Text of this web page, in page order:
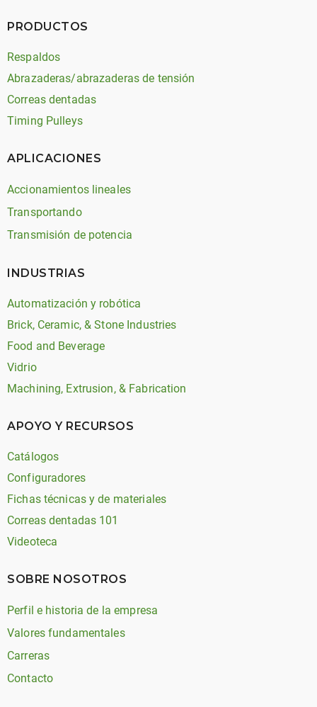
PRODUCTOS
Respaldos
Abrazaderas/abrazaderas de tensión
Correas dentadas
Timing Pulleys
APLICACIONES
Accionamientos lineales
Transportando
Transmisión de potencia
INDUSTRIAS
Automatización y robótica
Brick, Ceramic, & Stone Industries
Food and Beverage
Vidrio
Machining, Extrusion, & Fabrication
APOYO Y RECURSOS
Catálogos
Configuradores
Fichas técnicas y de materiales
Correas dentadas 101
Videoteca
SOBRE NOSOTROS
Perfil e historia de la empresa
Valores fundamentales
Carreras
Contacto